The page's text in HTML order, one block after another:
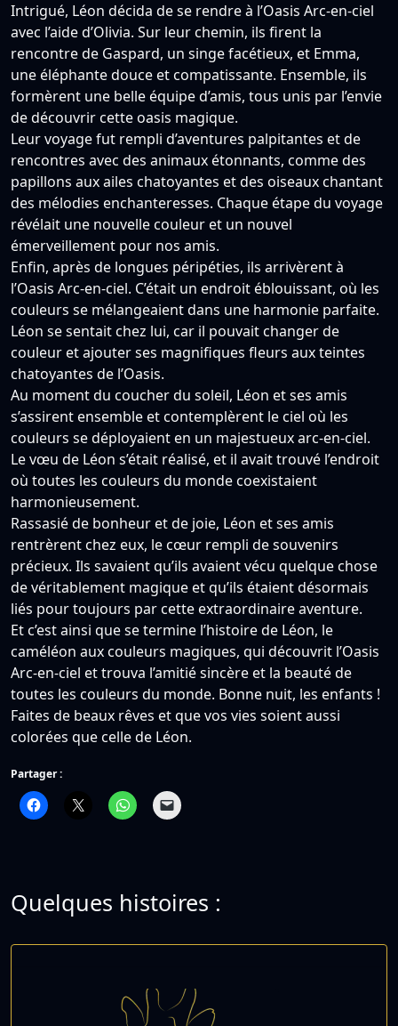
Intrigué, Léon décida de se rendre à l’Oasis Arc-en-ciel
avec l’aide d’Olivia. Sur leur chemin, ils firent la
rencontre de Gaspard, un singe facétieux, et Emma,
une éléphante douce et compatissante. Ensemble, ils
formèrent une belle équipe d’amis, tous unis par l’envie
de découvrir cette oasis magique.
Leur voyage fut rempli d’aventures palpitantes et de
rencontres avec des animaux étonnants, comme des
papillons aux ailes chatoyantes et des oiseaux chantant
des mélodies enchanteresses. Chaque étape du voyage
révélait une nouvelle couleur et un nouvel
émerveillement pour nos amis.
Enfin, après de longues péripéties, ils arrivèrent à
l’Oasis Arc-en-ciel. C’était un endroit éblouissant, où les
couleurs se mélangeaient dans une harmonie parfaite.
Léon se sentait chez lui, car il pouvait changer de
couleur et ajouter ses magnifiques fleurs aux teintes
chatoyantes de l’Oasis.
Au moment du coucher du soleil, Léon et ses amis
s’assirent ensemble et contemplèrent le ciel où les
couleurs se déployaient en un majestueux arc-en-ciel.
Le vœu de Léon s’était réalisé, et il avait trouvé l’endroit
où toutes les couleurs du monde coexistaient
harmonieusement.
Rassasié de bonheur et de joie, Léon et ses amis
rentrèrent chez eux, le cœur rempli de souvenirs
précieux. Ils savaient qu’ils avaient vécu quelque chose
de véritablement magique et qu’ils étaient désormais
liés pour toujours par cette extraordinaire aventure.
Et c’est ainsi que se termine l’histoire de Léon, le
caméléon aux couleurs magiques, qui découvrit l’Oasis
Arc-en-ciel et trouva l’amitié sincère et la beauté de
toutes les couleurs du monde. Bonne nuit, les enfants !
Faites de beaux rêves et que vos vies soient aussi
colorées que celle de Léon.
Partager :
Quelques histoires :